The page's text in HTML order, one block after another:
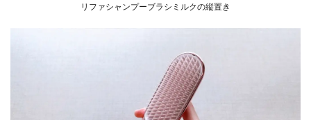
リファシャンプーブラシミルクの縦置き